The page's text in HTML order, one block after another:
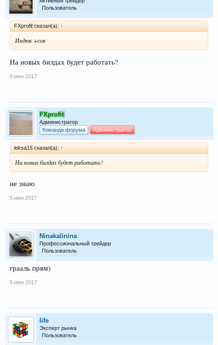
Пользователь
FXprofit сказал(а): ↑
Индюк +сов
На новых билдах будет работать?
5 июн 2017
FXprofit
Администратор
Команда форума
Администратор
leksa15 сказал(а): ↑
На новых билдах будет работать?
не знаю
5 июн 2017
Ninakalinina
Профессиональный трейдер
Пользователь
грааль прям)
5 июн 2017
life
Эксперт рынка
Пользователь